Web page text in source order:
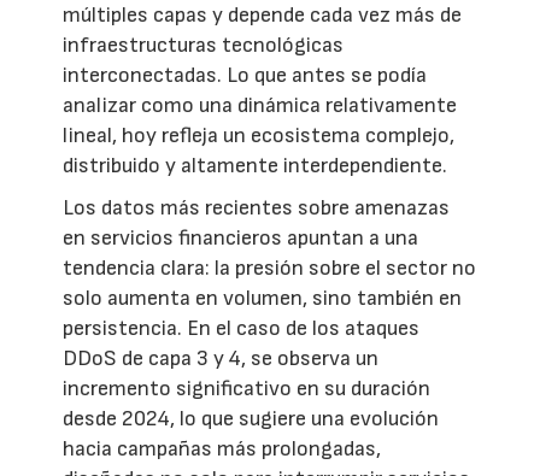
múltiples capas y depende cada vez más de
infraestructuras tecnológicas
interconectadas. Lo que antes se podía
analizar como una dinámica relativamente
lineal, hoy refleja un ecosistema complejo,
distribuido y altamente interdependiente.
Los datos más recientes sobre amenazas
en servicios financieros apuntan a una
tendencia clara: la presión sobre el sector no
solo aumenta en volumen, sino también en
persistencia. En el caso de los ataques
DDoS de capa 3 y 4, se observa un
incremento significativo en su duración
desde 2024, lo que sugiere una evolución
hacia campañas más prolongadas,